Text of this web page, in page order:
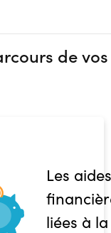
de vos
Les aides
liées à la